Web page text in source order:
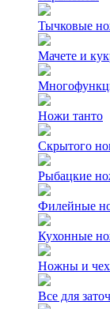
Тычковые
Мачете и
Ножи танто
Скрытого
Рыбацкие
Филейные
Кухонные
Ножны и
Все для